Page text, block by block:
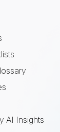
AI Insights